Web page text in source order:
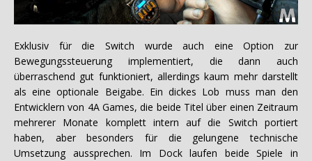
Exklusiv für die Switch wurde auch eine Option zur
Bewegungssteuerung implementiert, die dann auch
überraschend gut funktioniert, allerdings kaum mehr darstellt
als eine optionale Beigabe. Ein dickes Lob muss man den
Entwicklern von 4A Games, die beide Titel über einen Zeitraum
mehrerer Monate komplett intern auf die Switch portiert
haben, aber besonders für die gelungene technische
Umsetzung aussprechen. Im Dock laufen beide Spiele in